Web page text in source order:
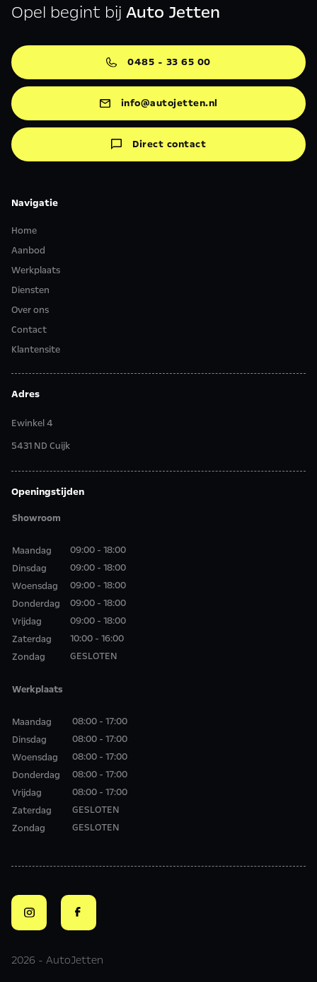
Opel begint bijAuto Jetten
0485 - 33 65 00
info@autojetten.nl
Direct contact
Navigatie
Home
Aanbod
Werkplaats
Diensten
Over ons
Contact
Klantensite
Adres
Ewinkel 4
5431 ND Cuijk
Openingstijden
Showroom
Maandag
Dinsdag
Woensdag
Donderdag
Vrijdag
Zaterdag
Zondag
09:00 - 18:00
09:00 - 18:00
09:00 - 18:00
09:00 - 18:00
09:00 - 18:00
10:00 - 16:00
GESLOTEN
Werkplaats
Maandag
Dinsdag
Woensdag
Donderdag
Vrijdag
Zaterdag
Zondag
08:00 - 17:00
08:00 - 17:00
08:00 - 17:00
08:00 - 17:00
08:00 - 17:00
GESLOTEN
GESLOTEN
2026 - AutoJetten